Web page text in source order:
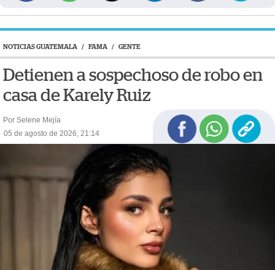
NOTICIAS GUATEMALA / FAMA / GENTE
Detienen a sospechoso de robo en
casa de Karely Ruiz
Por Selene Mejía
05 de agosto de 2026, 21:14